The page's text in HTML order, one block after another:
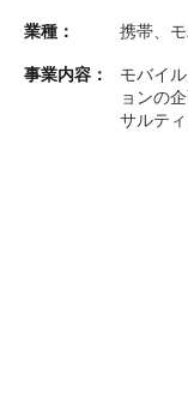
業種： 携帯、
事業内容：
モバイ
ョンの
サルテ